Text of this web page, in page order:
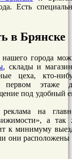
Есть
в Брянске
нашего города
, склады и
цеха, кто-
первом этаже
под удобный
на
а так
к минимуму
они расположены